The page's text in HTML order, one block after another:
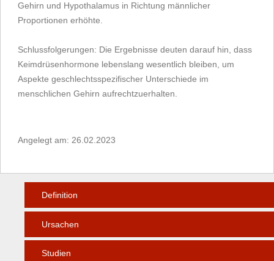
Gehirn und Hypothalamus in Richtung männlicher
Proportionen erhöhte.
Schlussfolgerungen: Die Ergebnisse deuten darauf hin, dass
Keimdrüsenhormone lebenslang wesentlich bleiben, um
Aspekte geschlechtsspezifischer Unterschiede im
menschlichen Gehirn aufrechtzuerhalten.
Angelegt am: 26.02.2023
Definition
Ursachen
Studien